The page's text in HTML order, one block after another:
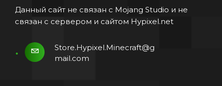
Данный сайт не связан с Mojang Studio и не
связан с сервером и сайтом Hypixel.net
Store.Hypixel.Minecraft@g
mail.com